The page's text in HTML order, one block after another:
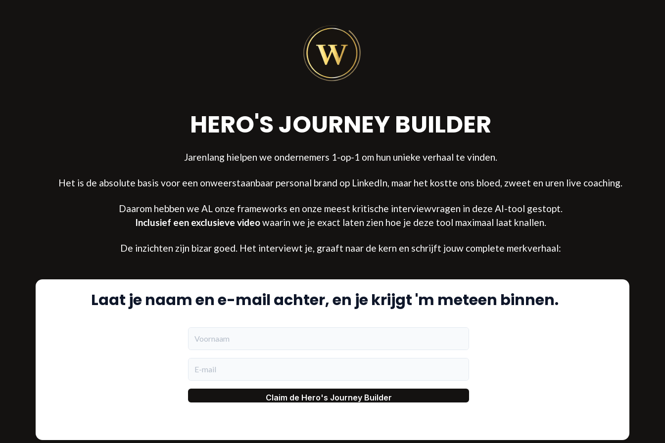
HERO'S JOURNEY BUILDER
Jarenlang hielpen we ondernemers 1-op-1 om hun unieke verhaal te vinden.
Het is de absolute basis voor een onweerstaanbaar personal brand op LinkedIn, maar het kostte ons bloed, zweet en uren live coaching.
Daarom hebben we AL onze frameworks en onze meest kritische interviewvragen in deze AI-tool gestopt.
Inclusief een exclusieve videowaarin we je exact laten zien hoe je deze tool maximaal laat knallen.
De inzichten zijn bizar goed. Het interviewt je, graaft naar de kern en schrijft jouw complete merkverhaal:
Laat je naam en e-mail achter, en je krijgt 'm meteen binnen.
Voornaam
E-mail
Claim de Hero's Journey Builder